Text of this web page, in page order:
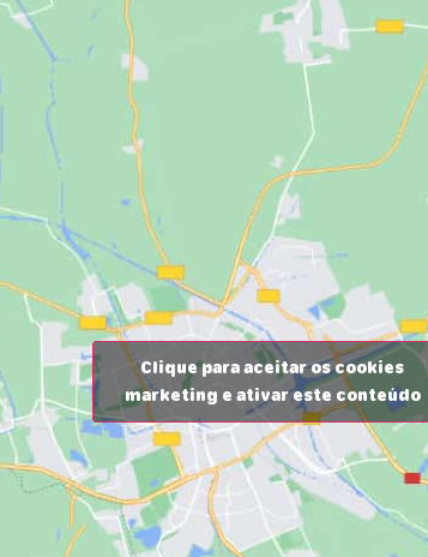
Clique para aceitar os cookies
marketing e ativar este conteúdo